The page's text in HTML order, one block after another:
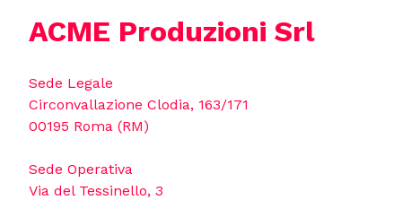
ACME Produzioni Srl
Sede Legale
Circonvallazione Clodia, 163/171
00195 Roma (RM)
Sede Operativa
Via del Tessinello, 3